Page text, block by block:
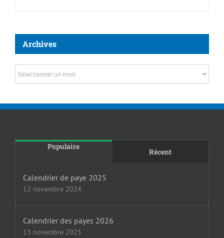
Archives
Archives
Populaire
Récent
Calendrier de paye 2025
12 novembre 2024
Calendrier des payes 2026
13 novembre 2025